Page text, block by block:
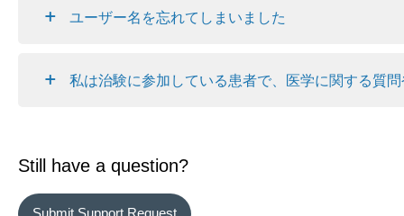
ユーザー名を忘れてしまいました
私は治験に参加している患者で、医学に関する質
Still have a question?